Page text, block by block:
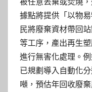
據點將提供「以物
民將廢棄資材帶回
等工序，產出再生
進行無害化處理。
已規劃導入自動化
噸，預估年回收廢